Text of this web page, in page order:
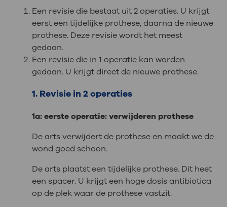
Een revisie die bestaat uit 2 operaties. U krijgt
eerst een tijdelijke prothese, daarna de nieuwe
prothese. Deze revisie wordt het meest
gedaan.
Een revisie die in 1 operatie kan worden
gedaan. U krijgt direct de nieuwe prothese.
1. Revisie in 2 operaties
1a: eerste operatie: verwijderen prothese
De arts verwijdert de prothese en maakt we de
wond goed schoon.
De arts plaatst een tijdelijke prothese. Dit heet
een spacer. U krijgt een hoge dosis antibiotica
op de plek waar de prothese vastzit.